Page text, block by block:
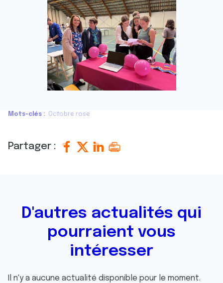
Mots-clés Octobre rose
Partager :
D'autres actualités qui
pourraient vous
intéresser
Il n'y a aucune actualité disponible pour le moment.